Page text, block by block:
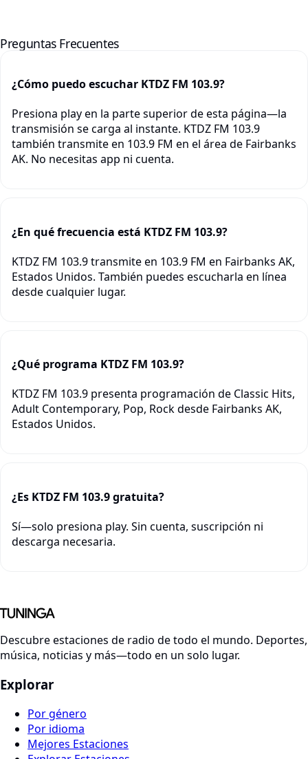
Preguntas Frecuentes
¿Cómo puedo escuchar KTDZ FM 103.9?
Presiona play en la parte superior de esta página—la
transmisión se carga al instante. KTDZ FM 103.9
también transmite en 103.9 FM en el área de Fairbanks
AK. No necesitas app ni cuenta.
¿En qué frecuencia está KTDZ FM 103.9?
KTDZ FM 103.9 transmite en 103.9 FM en Fairbanks AK,
Estados Unidos. También puedes escucharla en línea
desde cualquier lugar.
¿Qué programa KTDZ FM 103.9?
KTDZ FM 103.9 presenta programación de Classic Hits,
Adult Contemporary, Pop, Rock desde Fairbanks AK,
Estados Unidos.
¿Es KTDZ FM 103.9 gratuita?
Sí—solo presiona play. Sin cuenta, suscripción ni
descarga necesaria.
Descubre estaciones de radio de todo el mundo. Deportes,
música, noticias y más—todo en un solo lugar.
Explorar
Por género
Por idioma
Mejores Estaciones